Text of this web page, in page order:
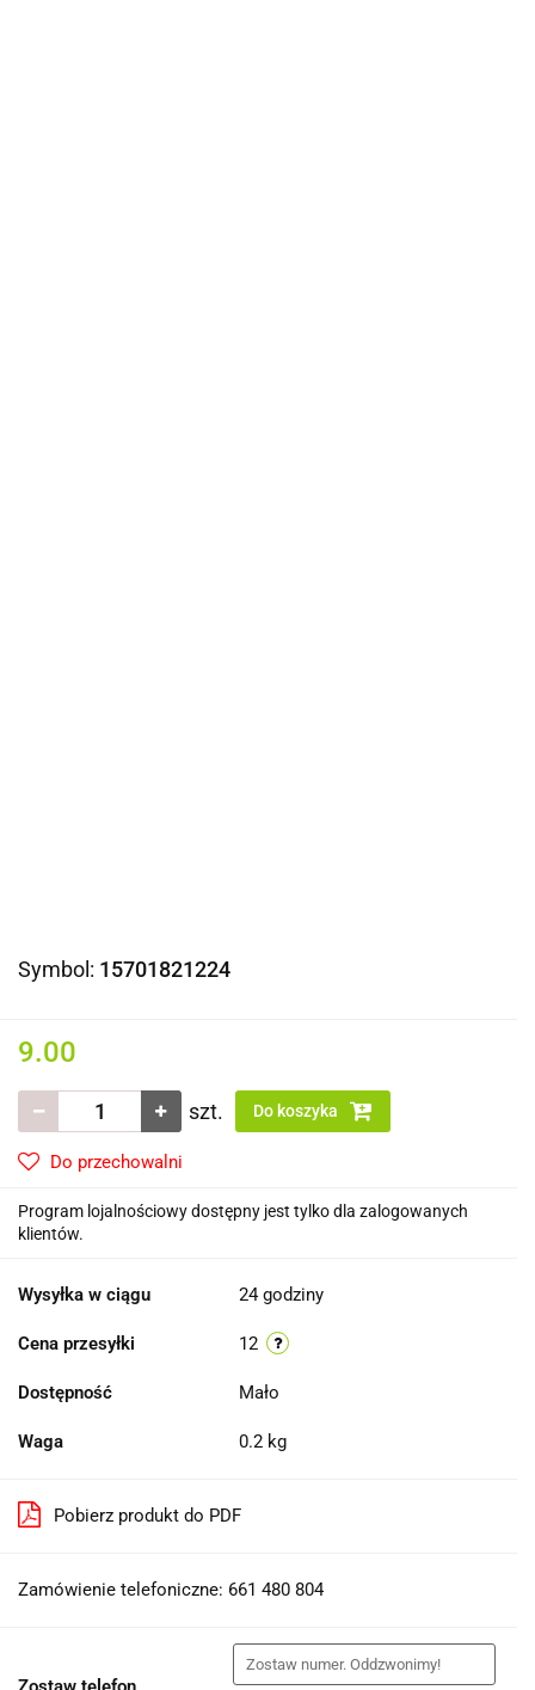
Symbol: 15701821224
9.00
szt. Do koszyka
Do przechowalni
Program lojalnościowy dostępny jest tylko dla zalogowanych
klientów.
Wysyłka w ciągu 24 godziny
Cena przesyłki 12
Dostępność Mało
Waga 0.2 kg
Pobierz produkt do PDF
Zamówienie telefoniczne: 661 480 804